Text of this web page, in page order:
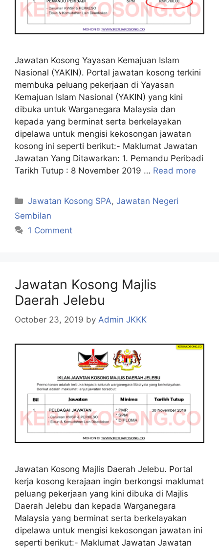
Jawatan Kosong Yayasan Kemajuan Islam
Nasional (YAKIN). Portal jawatan kosong terkini
membuka peluang pekerjaan di Yayasan
Kemajuan Islam Nasional (YAKIN) yang kini
dibuka untuk Warganegara Malaysia dan
kepada yang berminat serta berkelayakan
dipelawa untuk mengisi kekosongan jawatan
kosong ini seperti berikut:- Maklumat Jawatan
Jawatan Yang Ditawarkan: 1. Pemandu Peribadi
Tarikh Tutup : 8 November 2019 … Read more
Categories
Jawatan Kosong SPA,Jawatan Negeri
Sembilan
1 Comment
Jawatan Kosong Majlis
Daerah Jelebu
October 23, 2019 by Admin JKKK
Jawatan Kosong Majlis Daerah Jelebu. Portal
kerja kosong kerajaan ingin berkongsi maklumat
peluang pekerjaan yang kini dibuka di Majlis
Daerah Jelebu dan kepada Warganegara
Malaysia yang berminat serta berkelayakan
dipelawa untuk mengisi kekosongan jawatan ini
seperti berikut:- Maklumat Jawatan Jawatan